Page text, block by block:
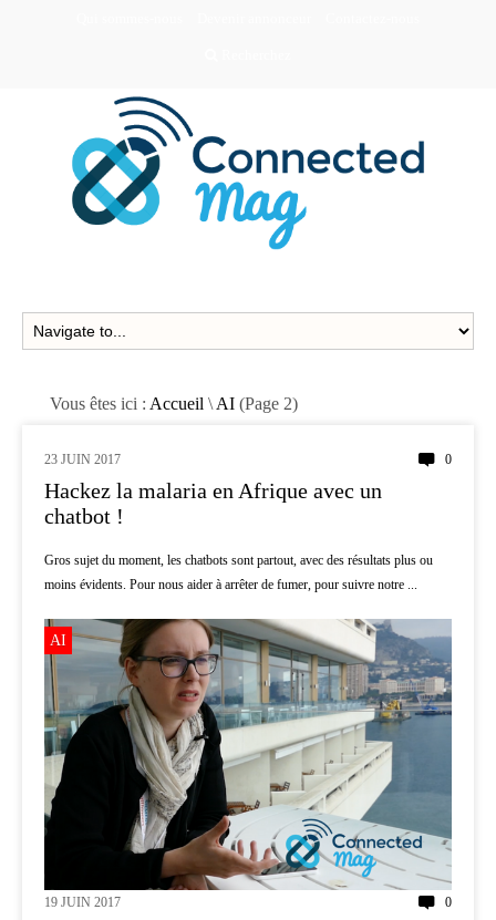
Vous êtes ici : Accueil \ AI (Page 2)
AI
23 JUIN 2017 0
Hackez la malaria en Afrique avec un
chatbot !
Gros sujet du moment, les chatbots sont partout, avec des résultats plus ou
moins évidents. Pour nous aider à arrêter de fumer, pour suivre notre ...
AI
19 JUIN 2017 0